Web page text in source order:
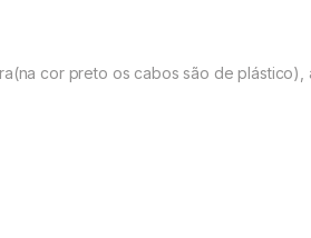
cor preto os cabos são de